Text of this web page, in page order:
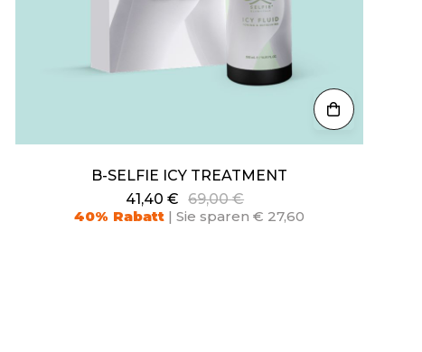
B-SELFIE ICY TREATMENT
41,40 € 69,00 €
40% Rabatt | Sie sparen € 27,60